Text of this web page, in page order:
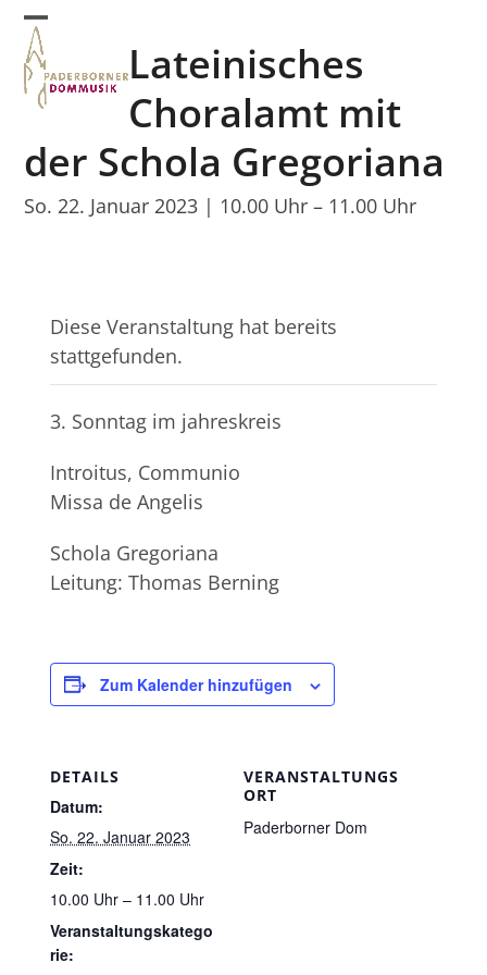
Skip
content
Open
mobile
menu
Close
mobile
menu
Lateinisches
Choralamt mit
der Schola Gregoriana
So. 22. Januar 2023 | 10.00 Uhr – 11.00 Uhr
Diese Veranstaltung hat bereits
stattgefunden.
3. Sonntag im jahreskreis
Introitus, Communio
Missa de Angelis
Schola Gregoriana
Leitung: Thomas Berning
Zum Kalender hinzufügen
DETAILS
Datum:
So. 22. Januar 2023
Zeit:
10.00 Uhr – 11.00 Uhr
Veranstaltungskatego
rie:
VERANSTALTUNGS
ORT
Paderborner Dom